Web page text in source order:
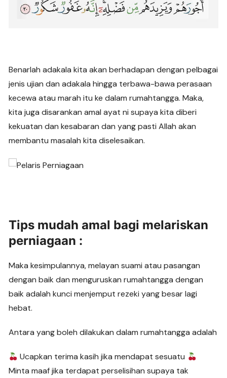
Benarlah adakala kita akan berhadapan dengan pelbagai
jenis ujian dan adakala hingga terbawa-bawa perasaan
kecewa atau marah itu ke dalam rumahtangga. Maka,
kita juga disarankan amal ayat ni supaya kita diberi
kekuatan dan kesabaran dan yang pasti Allah akan
membantu masalah kita diselesaikan.
Tips mudah amal bagi melariskan
perniagaan :
Maka kesimpulannya, melayan suami atau pasangan
dengan baik dan menguruskan rumahtangga dengan
baik adalah kunci menjemput rezeki yang besar lagi
hebat.
Antara yang boleh dilakukan dalam rumahtangga adalah
Ucapkan terima kasih jika mendapat sesuatu
Minta maaf jika terdapat perselisihan supaya tak